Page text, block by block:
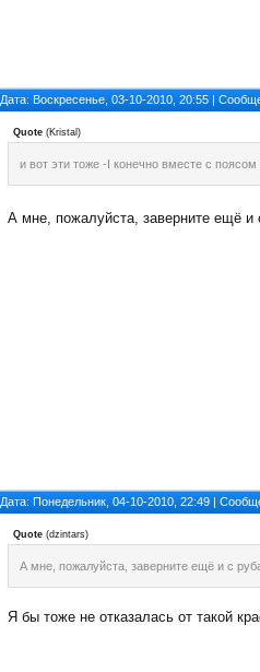
Дата: Воскресенье, 03-10-2010, 20:55 |
Quote (Kristal )
и вот эти тоже -I конечно вместе с поясом
А мне, пожалуйста, заверните ещё
Дата: Понедельник, 04-10-2010, 22:49 |
Quote (dzintars)
А мне, пожалуйста, заверните ещё и с
Я бы тоже не отказалась от такой